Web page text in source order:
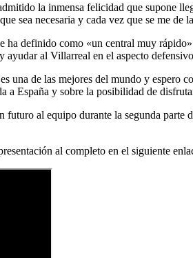
la inmensa felicidad que supone
sea necesaria y cada vez que se me de
ha definido como «un central muy
ayudar al Villarreal en el aspecto
una de las mejores del mundo y espero
a España y sobre la posibilidad de
al equipo durante la segunda
al completo en el siguiente